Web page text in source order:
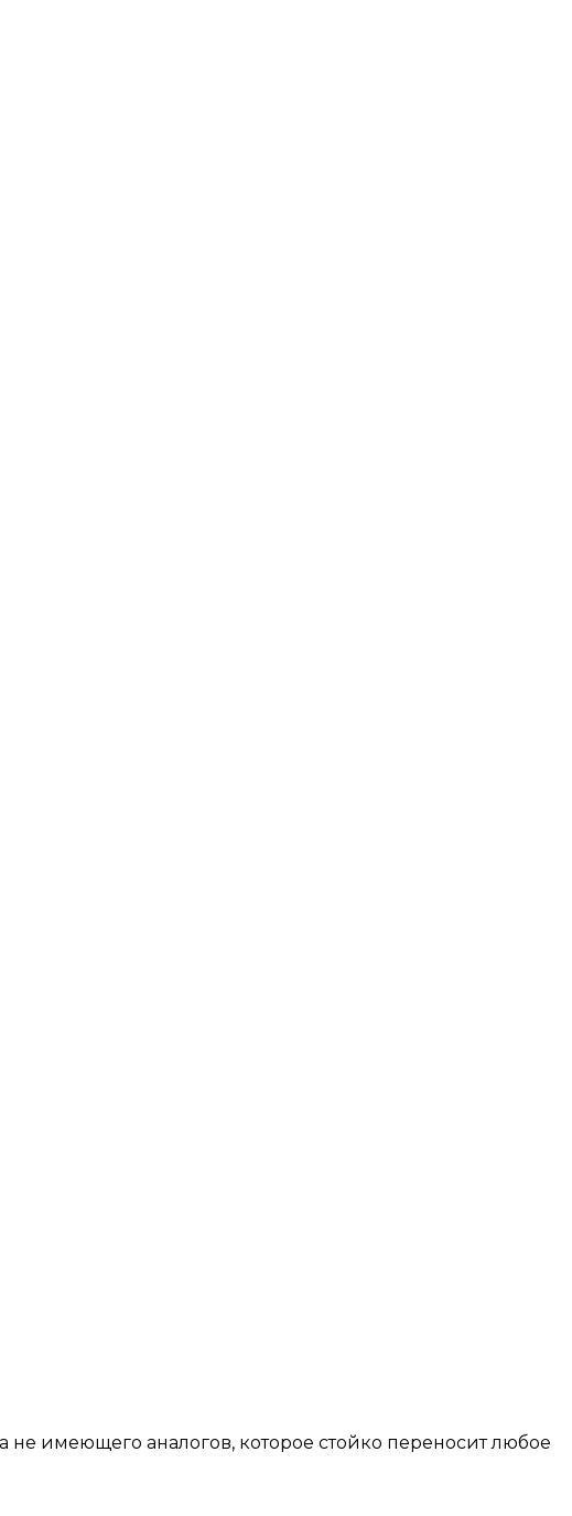
имеющего аналогов, которое стойко переносит любое